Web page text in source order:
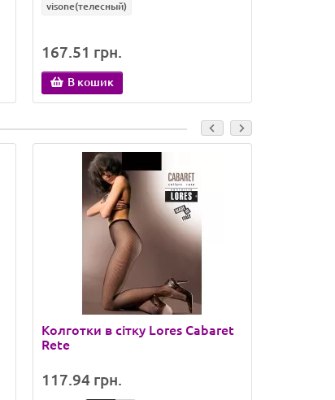
visone(телесный)
167.51 грн.
В кошик
Колготки в сітку Lores Cabaret
Rete
117.94 грн.